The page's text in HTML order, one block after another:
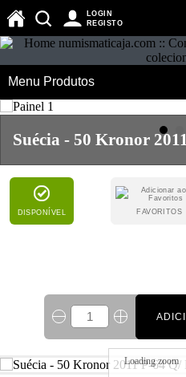
LOGIN
REGISTO
Menu Produtos
Suécia - 50 Kronor
DISPONÍVEL FAVORITOS
Loading zoom